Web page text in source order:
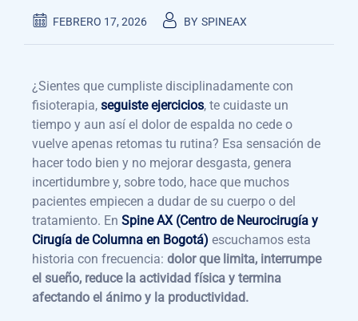
FEBRERO 17, 2026 BY SPINEAX
¿Sientes que cumpliste disciplinadamente con
fisioterapia, seguiste ejercicios, te cuidaste un
tiempo y aun así el dolor de espalda no cede o
vuelve apenas retomas tu rutina? Esa sensación de
hacer todo bien y no mejorar desgasta, genera
incertidumbre y, sobre todo, hace que muchos
pacientes empiecen a dudar de su cuerpo o del
tratamiento. En Spine AX (Centro de Neurocirugía y
Cirugía de Columna en Bogotá) escuchamos esta
historia con frecuencia: dolor que limita, interrumpe
el sueño, reduce la actividad física y termina
afectando el ánimo y la productividad.